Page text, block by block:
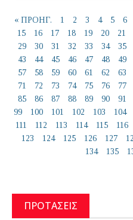
« ΠΡΟΗΓ. 1 2 3 4 5 6
15
16 17 18 19 20 21
29
30 31 32 33 34 35
43
44 45 46 47 48 49
57
58 59 60 61 62 63
71
72 73 74 75 76 77
85
86 87 88 89 90 91
99
100 101 102 103 104
111
112 113 114 115 116
123
124 125 126 127
134
135
ΠΡΟΤΑΣΕΙΣ